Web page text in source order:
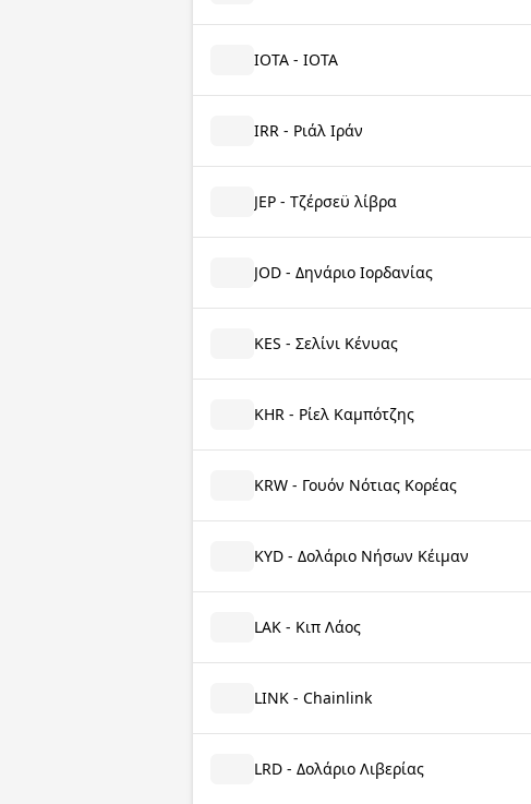
IOTA - IOTA
IRR - Ριάλ Ιράν
JEP - Τζέρσεϋ λίβρα
JOD - Δηνάριο Ιορδανίας
KES - Σελίνι Κένυας
KHR - Ρίελ Καμπότζης
KRW - Γουόν Νότιας Κορέας
KYD - Δολάριο Νήσων Κέιμαν
LAK - Κιπ Λάος
LINK - Chainlink
LRD - Δολάριο Λιβερίας